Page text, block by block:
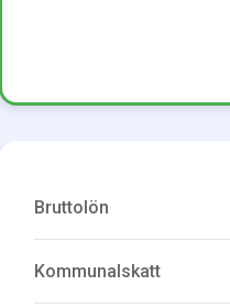
Bruttolön
Kommunalskatt